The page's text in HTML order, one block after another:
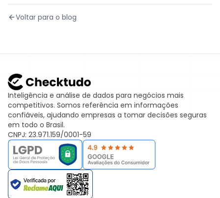
Voltar para o blog
Inteligência e análise de dados para negócios mais
competitivos. Somos referência em informações
confiáveis, ajudando empresas a tomar decisões seguras
em todo o Brasil.
CNPJ: 23.971.159/0001-59